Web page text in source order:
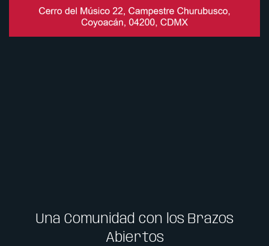
Una Comunidad con los Brazos
Abiertos